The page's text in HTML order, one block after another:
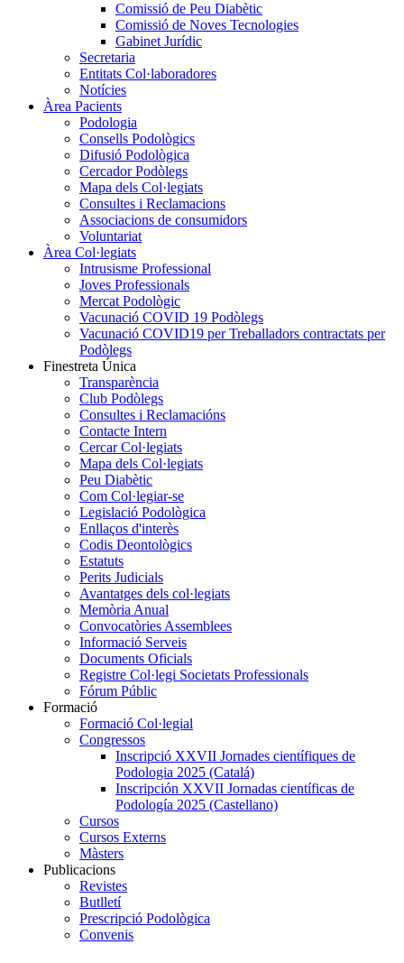
Comissió de Peu Diabètic
Comissió de Noves Tecnologies
Gabinet Jurídic
Secretaria
Entitats Col·laboradores
Notícies
Àrea Pacients
Podologia
Consells Podològics
Difusió Podològica
Cercador Podòlegs
Mapa dels Col·legiats
Consultes i Reclamacions
Associacions de consumidors
Voluntariat
Àrea Col·legiats
Intrusisme Professional
Joves Professionals
Mercat Podològic
Vacunació COVID 19 Podòlegs
Vacunació COVID19 per Treballadors contractats per
Podòlegs
Finestreta Única
Transparència
Club Podòlegs
Consultes i Reclamacións
Contacte Intern
Cercar Col·legiats
Mapa dels Col·legiats
Peu Diabètic
Com Col·legiar-se
Legislació Podològica
Enllaços d'interès
Codis Deontològics
Estatuts
Perits Judicials
Avantatges dels col·legiats
Memòria Anual
Convocatòries Assemblees
Informació Serveis
Documents Oficials
Registre Col·legi Societats Professionals
Fórum Públic
Formació
Formació Col·legial
Congressos
Inscripció XXVII Jornades científiques de
Podologia 2025 (Catalá)
Inscripción XXVII Jornadas científicas de
Podología 2025 (Castellano)
Cursos
Cursos Externs
Màsters
Publicacions
Revistes
Butlletí
Prescripció Podològica
Convenis